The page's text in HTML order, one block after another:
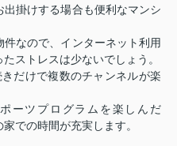
掛けする場合も便利なマンシ
なので、インターネット利用
ストレスは少ないでしょう。
だけで複数のチャンネルが楽
ーツプログラムを楽しんだ
での時間が充実します。